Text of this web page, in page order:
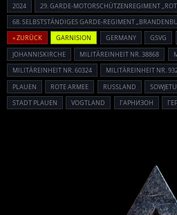
2024
29. GARDE-MOTORSCHÜTZENREGIMENT
68. SELBSTSTÄNDIGES GARDE-REGIMENT
« ZURÜCK
GARNISION GERMANY GSVG
JOHANNISKIRCHE
MILITÄREINHEIT NR. 38868
MILITÄREINHEIT NR. 60324
MILITÄREINHEIT NR.
PLAUEN
ROTE ARMEE RUSSLAND
STADT PLAUEN
VOGTLAND ГАРНИЗОН